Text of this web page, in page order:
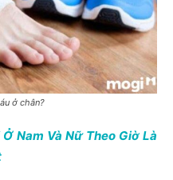
ở chân?
Nam Và Nữ Theo Giờ Là